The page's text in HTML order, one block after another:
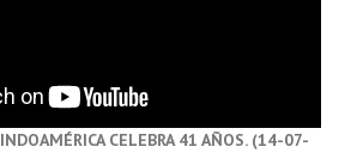
INDOAMÉRICA CELEBRA 41 AÑOS. (14-07-